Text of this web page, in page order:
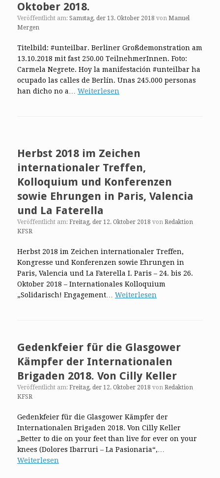
Oktober 2018.
Veröffentlicht am: Samstag, der 13. Oktober 2018 von Manuel
Mergen
Titelbild: #unteilbar. Berliner Großdemonstration am
13.10.2018 mit fast 250.00 TeilnehmerInnen. Foto:
Carmela Negrete. Hoy la manifestación #unteilbar ha
ocupado las calles de Berlín. Unas 245.000 personas
han dicho no a… Weiterlesen
Herbst 2018 im Zeichen
internationaler Treffen,
Kolloquium und Konferenzen
sowie Ehrungen in Paris, Valencia
und La Faterella
Veröffentlicht am: Freitag, der 12. Oktober 2018 von Redaktion
KFSR
Herbst 2018 im Zeichen internationaler Treffen,
Kongresse und Konferenzen sowie Ehrungen in
Paris, Valencia und La Faterella I. Paris – 24. bis 26.
Oktober 2018 – Internationales Kolloquium
„Solidarisch! Engagement… Weiterlesen
Gedenkfeier für die Glasgower
Kämpfer der Internationalen
Brigaden 2018. Von Cilly Keller
Veröffentlicht am: Freitag, der 12. Oktober 2018 von Redaktion
KFSR
Gedenkfeier für die Glasgower Kämpfer der
Internationalen Brigaden 2018. Von Cilly Keller
„Better to die on your feet than live for ever on your
knees (Dolores Ibarruri – La Pasionaria“,…
Weiterlesen